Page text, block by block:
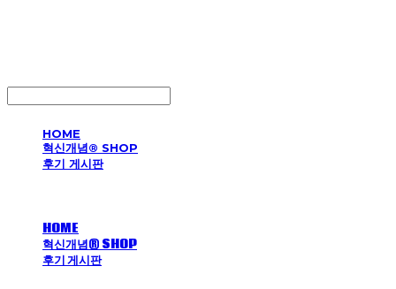
HOME
혁신개념® SHOP
후기 게시판
HOME
혁신개념® SHOP
후기 게시판